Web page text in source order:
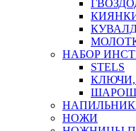
НАБОР
STELS
НОЖИ